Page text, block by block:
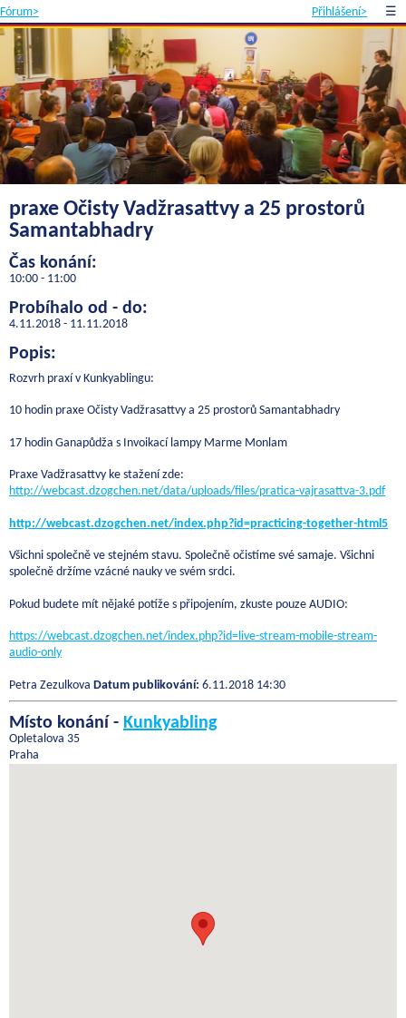
Fórum> Přihlášení> ☰
praxe Očisty Vadžrasattvy a 25 prostorů
Samantabhadry
Čas konání:
10:00 - 11:00
Probíhalo od - do:
4.11.2018 - 11.11.2018
Popis:
Rozvrh praxí v Kunkyablingu:
10 hodin praxe Očisty Vadžrasattvy a 25 prostorů Samantabhadry
17 hodin Ganapůdža s Invoikací lampy Marme Monlam
Praxe Vadžrasattvy ke stažení zde:
http://webcast.dzogchen.net/data/uploads/files/pratica-vajrasattva-3.pdf
http://webcast.dzogchen.net/index.php?id=practicing-together-html5
Všichni společně ve stejném stavu. Společně očistíme své samaje. Všichni
společně držíme vzácné nauky ve svém srdci.
Pokud budete mít nějaké potíže s připojením, zkuste pouze AUDIO:
https://webcast.dzogchen.net/index.php?id=live-stream-mobile-stream-
audio-only
Petra Zezulkova Datum publikování: 6.11.2018 14:30
Místo konání - Kunkyabling
Opletalova 35
Praha